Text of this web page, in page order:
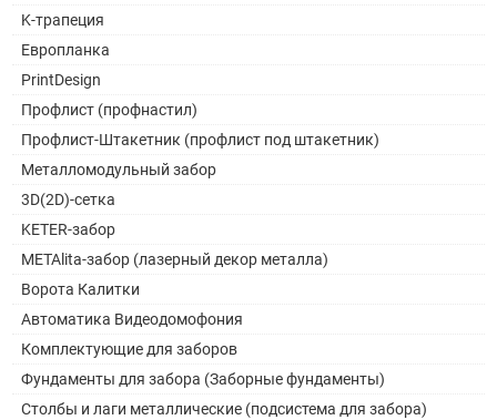
K-трапеция
Европланка
PrintDesign
Профлист (профнастил)
Профлист-Штакетник (профлист под штакетник)
Металломодульный забор
3D(2D)-сетка
KETER-забор
METAlita-забор (лазерный декор металла)
Ворота Калитки
Автоматика Видеодомофония
Комплектующие для заборов
Фундаменты для забора (Заборные фундаменты)
Столбы и лаги металлические (подсистема для забора)